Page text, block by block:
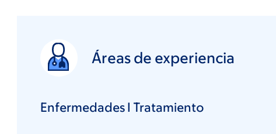
Áreas de experiencia
Enfermedades I Tratamiento